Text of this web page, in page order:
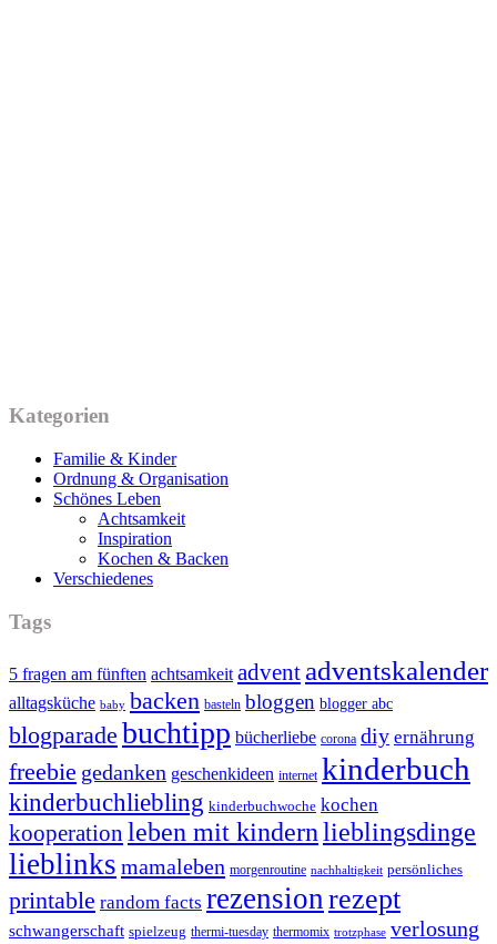
Kategorien
Familie & Kinder
Ordnung & Organisation
Schönes Leben
Achtsamkeit
Inspiration
Kochen & Backen
Verschiedenes
Tags
5 fragen am fünften achtsamkeit advent adventskalender
alltagsküche baby backen basteln bloggen blogger abc
blogparade buchtipp bücherliebe corona diy ernährung
freebie gedanken geschenkideen internet kinderbuch
kinderbuchliebling kinderbuchwoche kochen
kooperation leben mit kindernlieblingsdinge
lieblinks mamaleben morgenroutine nachhaltigkeit persönliches
printable random facts rezensionrezept
schwangerschaft spielzeug thermi-tuesday thermomix trotzphase verlosung